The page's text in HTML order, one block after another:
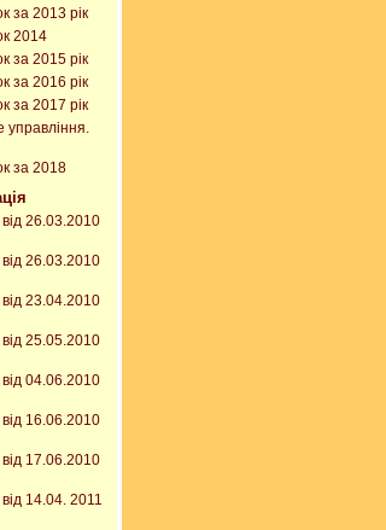
за 2013 рік
2014
за 2015 рік
за 2016 рік
за 2017 рік
управління.
за 2018
26.03.2010
26.03.2010
23.04.2010
25.05.2010
04.06.2010
16.06.2010
17.06.2010
14.04. 2011